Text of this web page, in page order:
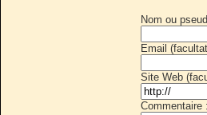
Nom ou
Email
Site Web
Commentaire :